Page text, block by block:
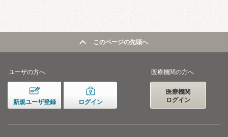
このページの先頭へ
ユーザの方へ
新規ユーザ登録 ログイン
医療機関の方へ
医療機関
ログイン